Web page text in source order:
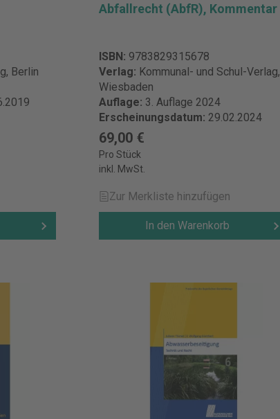
Berlin
Abfallrecht (AbfR), Kommentar
ISBN: 9783829315678
Verlag: Kommunal- und Schul-Verlag,
Wiesbaden
Auflage: 3. Auflage 2024
Erscheinungsdatum: 29.02.2024
69,00 €
Pro Stück
inkl. MwSt.
Zur Merkliste hinzufügen
In den Warenkorb